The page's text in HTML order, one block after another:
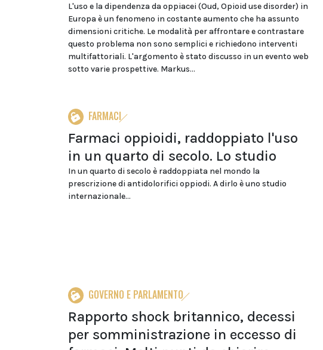
L'uso e la dipendenza da oppiacei (Oud, Opioid use disorder) in
Europa è un fenomeno in costante aumento che ha assunto
dimensioni critiche. Le modalità per affrontare e contrastare
questo problema non sono semplici e richiedono interventi
multifattoriali. L'argomento è stato discusso in un evento web
sotto varie prospettive. Markus...
FARMACI
Farmaci oppioidi, raddoppiato l'uso
in un quarto di secolo. Lo studio
In un quarto di secolo è raddoppiata nel mondo la
prescrizione di antidolorifici oppiodi. A dirlo è uno studio
internazionale...
GOVERNO E PARLAMENTO
Rapporto shock britannico, decessi
per somministrazione in eccesso di